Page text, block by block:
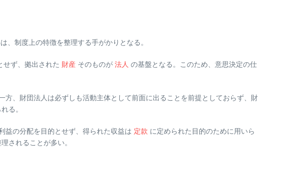
、制度上の特徴を整理する手がかりとなる。
せず、拠出された 財産 そのものが 法人 の基盤となる。このため、意思決定の仕
方、財団法人は必ずしも活動主体として前面に出ることを前提としておらず、財
る。
益の分配を目的とせず、得られた収益は 定款 に定められた目的のために用いら
されることが多い。